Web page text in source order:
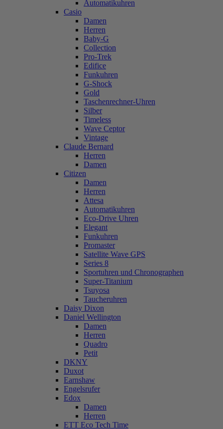
Automatikuhren
Casio
Damen
Herren
Baby-G
Collection
Pro-Trek
Edifice
Funkuhren
G-Shock
Gold
Taschenrechner-Uhren
Silber
Timeless
Wave Ceptor
Vintage
Claude Bernard
Herren
Damen
Citizen
Damen
Herren
Attesa
Automatikuhren
Eco-Drive Uhren
Elegant
Funkuhren
Promaster
Satellite Wave GPS
Series 8
Sportuhren und Chronographen
Super-Titanium
Tsuyosa
Taucheruhren
Daisy Dixon
Daniel Wellington
Damen
Herren
Quadro
Petit
DKNY
Duxot
Earnshaw
Engelsrufer
Edox
Damen
Herren
ETT Eco Tech Time